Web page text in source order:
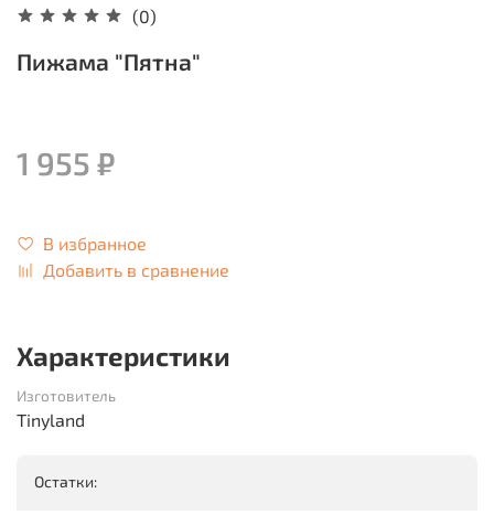
(0)
Пижама "Пятна"
1 955 ₽
В избранное
Добавить в сравнение
Характеристики
Изготовитель
Tinyland
Остатки: